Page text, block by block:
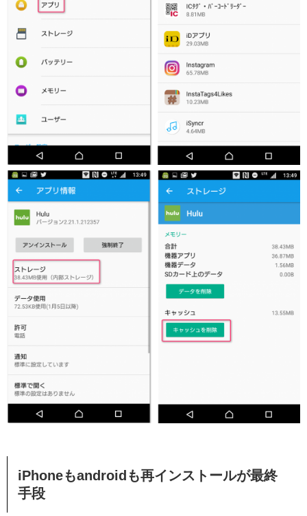
iPhoneもandroidも再インストールが最終
手段